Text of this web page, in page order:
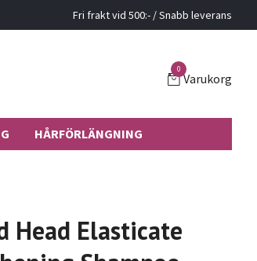
Fri frakt vid 500:- / Snabb leverans
0
Varukorg
HÅRFÖRLÄNGNING
Head Elasticate